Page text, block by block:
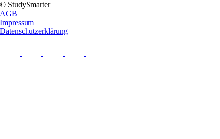
© StudySmarter
AGB
Impressum
Datenschutzerklärung